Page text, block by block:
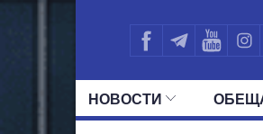
НОВОСТИ